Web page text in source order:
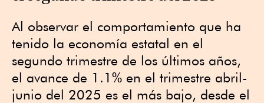
Al observar el comportamiento que ha
tenido la economía estatal en el
segundo trimestre de los últimos años,
el avance de 1.1% en el trimestre abril-
junio del 2025 es el más bajo, desde el